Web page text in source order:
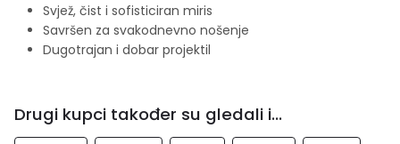
Svjež, čist i sofisticiran miris
Savršen za svakodnevno nošenje
Dugotrajan i dobar projektil
Drugi kupci također su gledali i...